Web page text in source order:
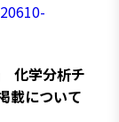
化学分析チ
載について